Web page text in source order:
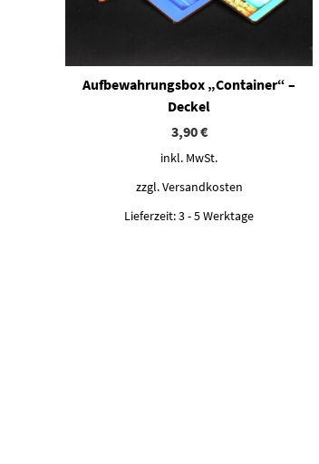
Aufbewahrungsbox „Container“ –
Deckel
3,90€
inkl. MwSt.
zzgl.Versandkosten
Lieferzeit:3 - 5 Werktage